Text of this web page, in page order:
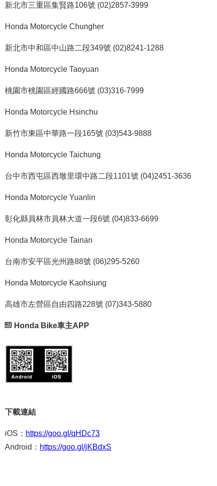
新北市三重區集賢路106號 (02)2857-3999
Honda Motorcycle Chungher
新北市中和區中山路二段349號 (02)8241-1288
Honda Motorcycle Taoyuan
桃園市桃園區經國路666號 (03)316-7999
Honda Motorcycle Hsinchu
新竹市東區中華路一段165號 (03)543-9888
Honda Motorcycle Taichung
台中市西屯區西墩里環中路二段1101號 (04)2451-3636
Honda Motorcycle Yuanlin
彰化縣員林市員林大道一段6號 (04)833-6699
Honda Motorcycle Tainan
台南市安平區光州路88號 (06)295-5260
Honda Motorcycle Kaohsiung
高雄市左營區自由四路228號 (07)343-5880
Honda Bike車主APP
下載連結
iOS： https://goo.gl/qHDc73
Android： https://goo.gl/jKBdxS